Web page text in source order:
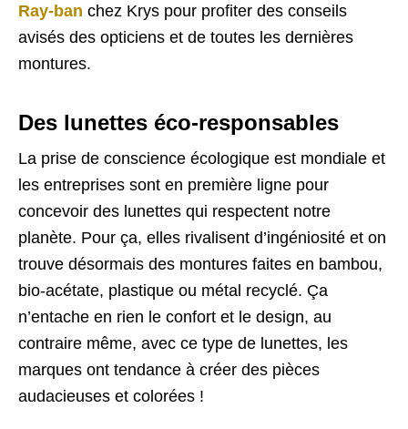
Ray-ban chez Krys pour profiter des conseils
avisés des opticiens et de toutes les dernières
montures.
Des lunettes éco-responsables
La prise de conscience écologique est mondiale et
les entreprises sont en première ligne pour
concevoir des lunettes qui respectent notre
planète. Pour ça, elles rivalisent d’ingéniosité et on
trouve désormais des montures faites en bambou,
bio-acétate, plastique ou métal recyclé. Ça
n’entache en rien le confort et le design, au
contraire même, avec ce type de lunettes, les
marques ont tendance à créer des pièces
audacieuses et colorées !